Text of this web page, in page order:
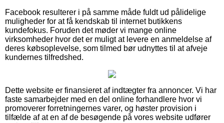
Facebook resulterer i på samme måde fuldt ud pålidelige
muligheder for at få kendskab til internet butikkens
kundefokus. Foruden det møder vi mange online
virksomheder hvor det er muligt at levere en anmeldelse af
deres købsoplevelse, som tilmed bør udnyttes til at afveje
kundernes tilfredshed.
Dette website er finansieret af indtægter fra annoncer. Vi har
faste samarbejder med en del online forhandlere hvor vi
promoverer forretningernes varer, og høster provision i
tilfælde af at en af de besøgende på vores website udfører